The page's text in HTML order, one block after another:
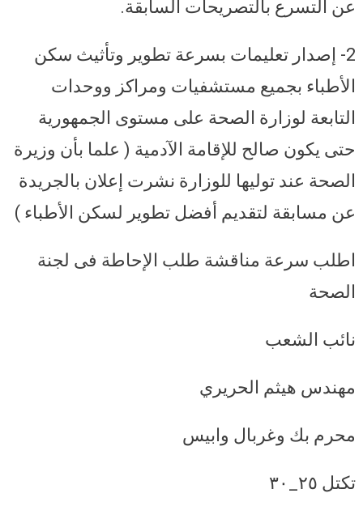
عن التسرع بالتصريحات السابقة.
2- إصدار تعليمات بسرعة تطوير وتأثيث سكن
الأطباء بجميع مستشفيات ومراكز ووحدات
التابعة لوزارة الصحة على مستوى الجمهورية
حتى يكون صالح للإقامة الآدمية ( علما بأن وزيرة
الصحة عند توليها للوزارة نشرت إعلان بالجريدة
عن مسابقة لتقديم أفضل تطوير لسكن الأطباء )
اطلب سرعة مناقشة طلب الإحاطة فى لجنة
الصحة
نائب الشعب
مهندس هيثم الحريري
محرم بك وغربال وابيس
تكتل ٢٥_٣٠